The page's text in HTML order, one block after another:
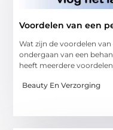
Voordelen van een
Wat zijn de voordelen
ondergaan van een
heeft meerdere
Beauty En Verzorging